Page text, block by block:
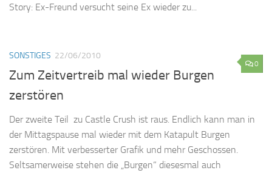
Story: Ex-Freund versucht seine Ex wieder zu...
0
SONSTIGES 22/06/2010
Zum Zeitvertreib mal wieder Burgen
zerstören
Der zweite Teil zu Castle Crush ist raus. Endlich kann man in
der Mittagspause mal wieder mit dem Katapult Burgen
zerstören. Mit verbesserter Grafik und mehr Geschossen.
Seltsamerweise stehen die „Burgen“ diesesmal auch